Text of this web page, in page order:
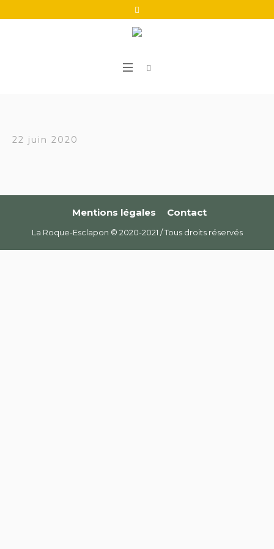
22 juin 2020
Mentions légales Contact
La Roque-Esclapon © 2020-2021 / Tous droits réservés